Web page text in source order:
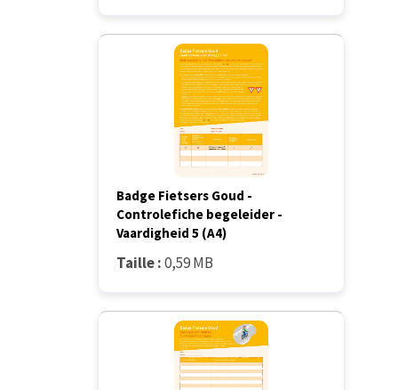
Badge Fietsers Goud -
Controlefiche begeleider -
Vaardigheid 5 (A4)
Taille :0,59 MB